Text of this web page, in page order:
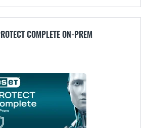
COMPLETE ON-PREM